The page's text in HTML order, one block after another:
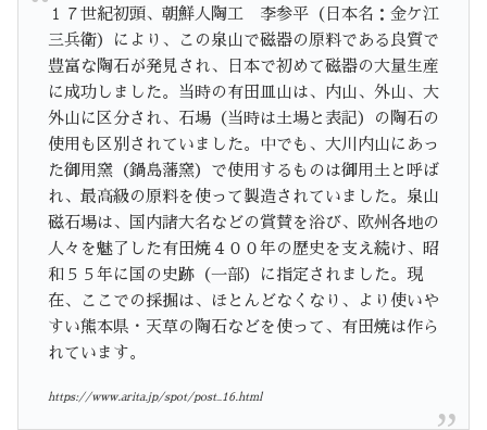
１７世紀初頭、朝鮮人陶工 李参平（日本名：金ケ江
三兵衛）により、この泉山で磁器の原料である良質で
豊富な陶石が発見され、日本で初めて磁器の大量生産
に成功しました。当時の有田皿山は、内山、外山、大
外山に区分され、石場（当時は土場と表記）の陶石の
使用も区別されていました。中でも、大川内山にあっ
た御用窯（鍋島藩窯）で使用するものは御用土と呼ば
れ、最高級の原料を使って製造されていました。泉山
磁石場は、国内諸大名などの賞賛を浴び、欧州各地の
人々を魅了した有田焼４００年の歴史を支え続け、昭
和５５年に国の史跡（一部）に指定されました。現
在、ここでの採掘は、ほとんどなくなり、より使いや
すい熊本県・天草の陶石などを使って、有田焼は作ら
れています。
https://www.arita.jp/spot/post_16.html